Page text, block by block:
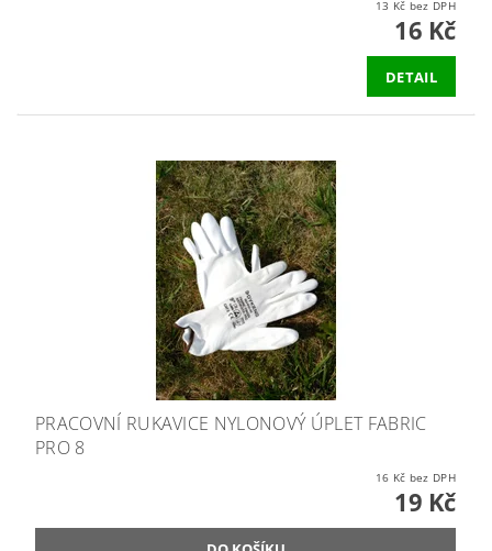
13 Kč bez DPH
16 Kč
DETAIL
PRACOVNÍ RUKAVICE NYLONOVÝ ÚPLET FABRIC
PRO 8
16 Kč bez DPH
19 Kč